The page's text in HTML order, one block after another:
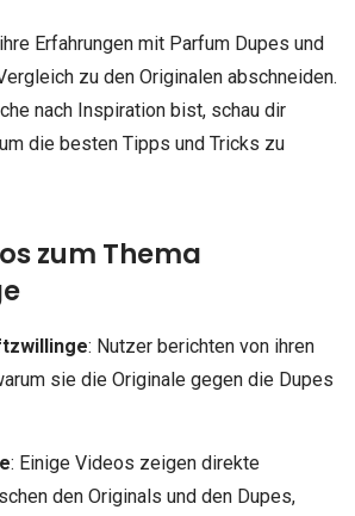
Erfahrungen mit Parfum Dupes und
zu den Originalen abschneiden.
nach Inspiration bist, schau dir
die besten Tipps und Tricks zu
zum Thema
: Nutzer berichten von ihren
sie die Originale gegen die Dupes
: Einige Videos zeigen direkte
den Originals und den Dupes,